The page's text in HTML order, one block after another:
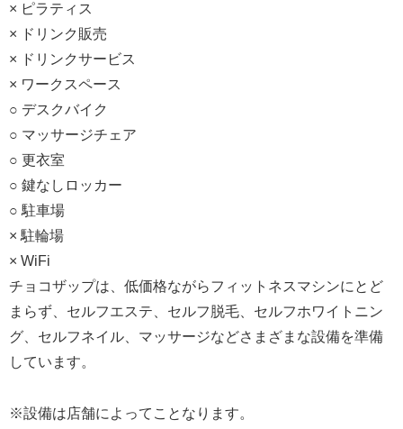
× ピラティス
× ドリンク販売
× ドリンクサービス
× ワークスペース
○ デスクバイク
○ マッサージチェア
○ 更衣室
○ 鍵なしロッカー
○ 駐車場
× 駐輪場
× WiFi
チョコザップは、低価格ながらフィットネスマシンにとど
まらず、セルフエステ、セルフ脱毛、セルフホワイトニン
グ、セルフネイル、マッサージなどさまざまな設備を準備
しています。
※設備は店舗によってことなります。